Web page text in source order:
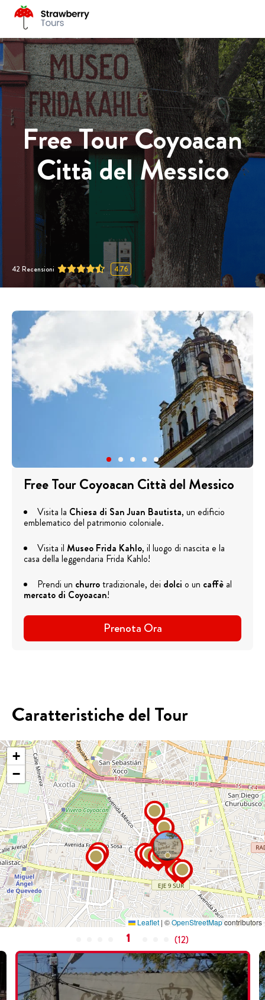
Free Tour Coyoacan
Città del Messico
42 Recensioni 4.76
Free Tour Coyoacan Città del Messico
Visita la Chiesa di San Juan Bautista, un edificio
emblematico del patrimonio coloniale.
Visita il Museo Frida Kahlo, il luogo di nascita e la
casa della leggendaria Frida Kahlo!
Prendi un churrotradizionale, dei dolci o un caffè al
mercato di Coyoacan!
Prenota Ora
Caratteristiche del Tour
+
−
Leaflet | ©OpenStreetMapcontributors
1 (12)